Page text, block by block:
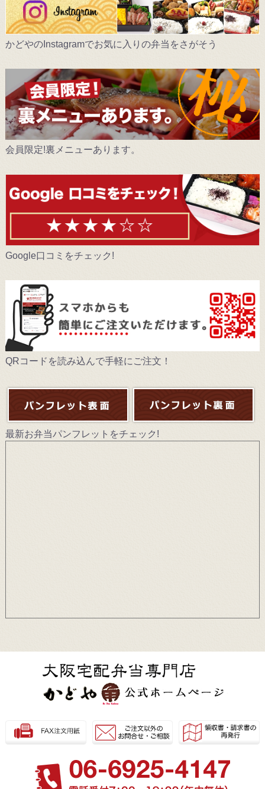
かどやのInstagramでお気に入りの弁当をさがそう
会員限定!裏メニューあります。
Google口コミをチェック!
QRコードを読み込んで手軽にご注文！
最新お弁当パンフレットをチェック!